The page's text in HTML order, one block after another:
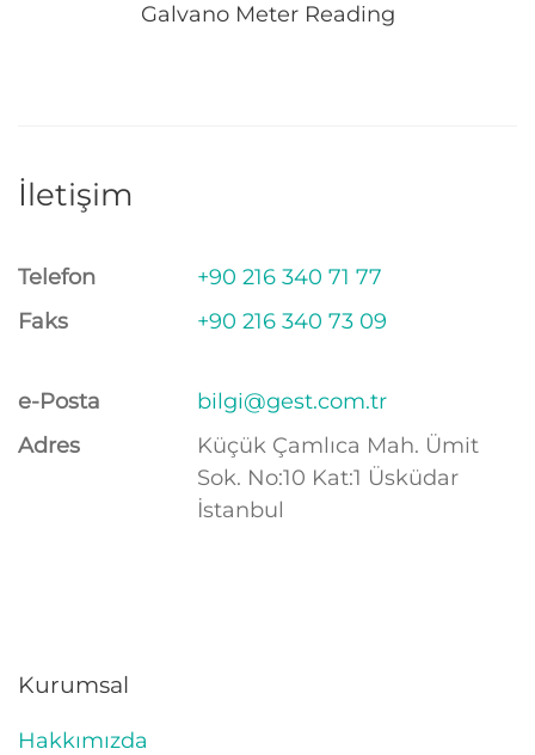
Galvano Meter Reading
İletişim
Telefon
+90 216 340 71 77
Faks
+90 216 340 73 09
e-Posta
bilgi@gest.com.tr
Adres
Küçük Çamlıca Mah. Ümit
Sok. No:10 Kat:1 Üsküdar
İstanbul
Kurumsal
Hakkımızda